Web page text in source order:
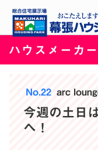
ハウスメーカ
No.22 arc
今週の土日
へ！